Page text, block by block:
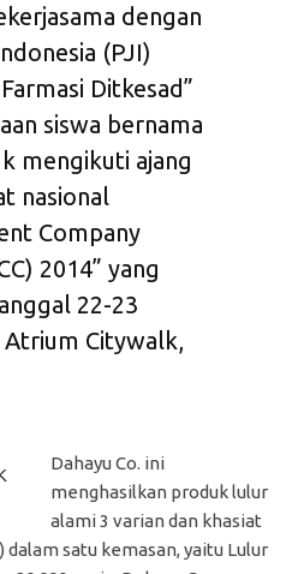
dengan
(PJI)
Ditkesad”
siswa bernama
mengikuti ajang
nasional
Company
2014” yang
22-23
Citywalk,
Dahayu Co. ini
menghasilkan produk lulur
alami 3 varian dan khasiat
satu kemasan, yaitu Lulur